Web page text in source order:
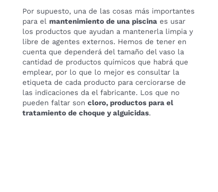
Por supuesto, una de las cosas más importantes
para el mantenimiento de una piscinaes usar
los productos que ayudan a mantenerla limpia y
libre de agentes externos. Hemos de tener en
cuenta que dependerá del tamaño del vaso la
cantidad de productos químicos que habrá que
emplear, por lo que lo mejor es consultar la
etiqueta de cada producto para cerciorarse de
las indicaciones da el fabricante. Los que no
pueden faltar son cloro, productos para el
tratamiento de choque y alguicidas.